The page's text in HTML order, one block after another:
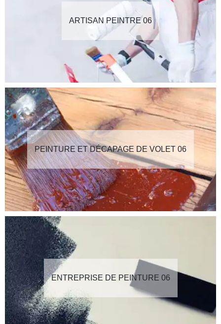
ARTISAN PEINTRE 06
PEINTURE ET DÉCAPAGE DE VOLET 06
ENTREPRISE DE PEINTURE 06